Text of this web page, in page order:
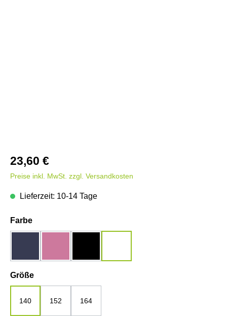
23,60 €
Preise inkl. MwSt. zzgl. Versandkosten
Lieferzeit: 10-14 Tage
Farbeauswählen
Größeauswählen
140 152 164